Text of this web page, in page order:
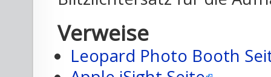
Verweise
Leopard Photo Booth